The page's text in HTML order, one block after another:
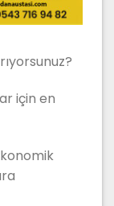
için en